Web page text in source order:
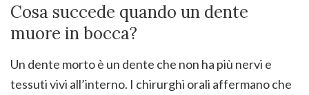
Cosa succede quando un dente
muore in bocca?
Un dente morto è un dente che non ha più nervi e
tessuti vivi all’interno. I chirurghi orali affermano che